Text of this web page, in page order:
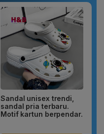
Sandal unisex trendi,
sandal pria terbaru.
Motif kartun berpendar.